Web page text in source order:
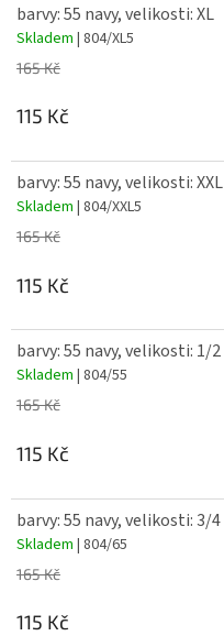
barvy: 55 navy, velikosti: XL
Skladem | 804/XL5
165 Kč
115 Kč
barvy: 55 navy, velikosti: XXL
Skladem | 804/XXL5
165 Kč
115 Kč
barvy: 55 navy, velikosti: 1/2
Skladem | 804/55
165 Kč
115 Kč
barvy: 55 navy, velikosti: 3/4
Skladem | 804/65
165 Kč
115 Kč